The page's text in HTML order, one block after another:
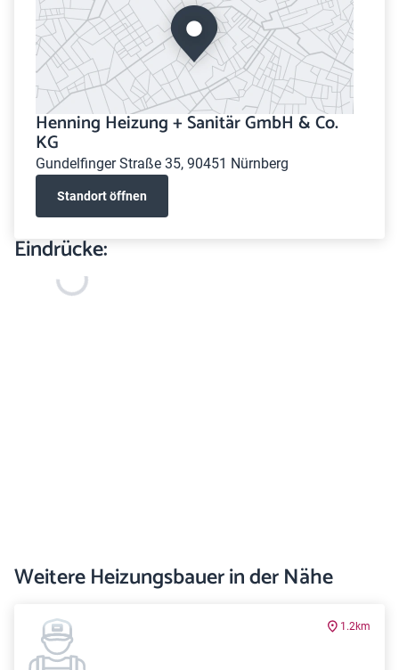
Henning Heizung + Sanitär GmbH & Co.
KG
Gundelfinger Straße 35, 90451 Nürnberg
Standort öffnen
Eindrücke:
Weitere Heizungsbauer in der Nähe
1.2km